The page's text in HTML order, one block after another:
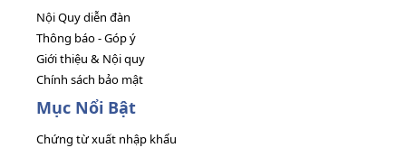
Nội Quy diễn đàn
Thông báo - Góp ý
Giới thiệu & Nội quy
Chính sách bảo mật
Mục Nổi Bật
Chứng từ xuất nhập khẩu